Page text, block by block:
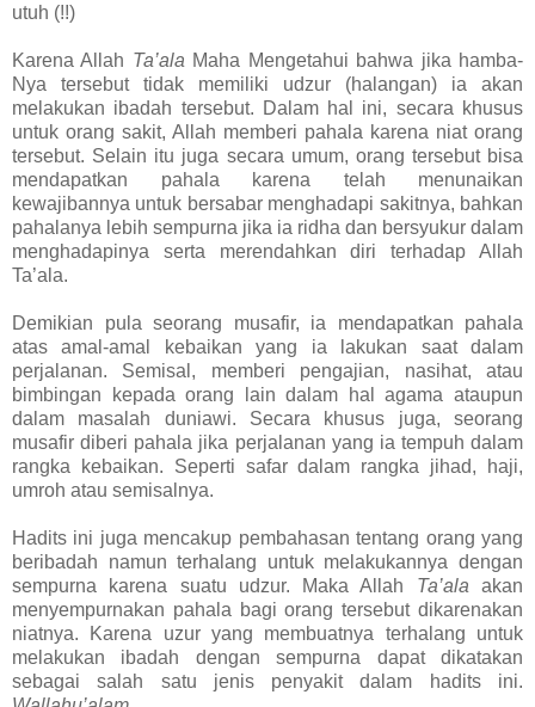
utuh (!!)
Karena Allah Ta’ala Maha Mengetahui bahwa jika hamba-
Nya tersebut tidak memiliki udzur (halangan) ia akan
melakukan ibadah tersebut. Dalam hal ini, secara khusus
untuk orang sakit, Allah memberi pahala karena niat orang
tersebut. Selain itu juga secara umum, orang tersebut bisa
mendapatkan pahala karena telah menunaikan
kewajibannya untuk bersabar menghadapi sakitnya, bahkan
pahalanya lebih sempurna jika ia ridha dan bersyukur dalam
menghadapinya serta merendahkan diri terhadap Allah
Ta’ala.
Demikian pula seorang musafir, ia mendapatkan pahala
atas amal-amal kebaikan yang ia lakukan saat dalam
perjalanan. Semisal, memberi pengajian, nasihat, atau
bimbingan kepada orang lain dalam hal agama ataupun
dalam masalah duniawi. Secara khusus juga, seorang
musafir diberi pahala jika perjalanan yang ia tempuh dalam
rangka kebaikan. Seperti safar dalam rangka jihad, haji,
umroh atau semisalnya.
Hadits ini juga mencakup pembahasan tentang orang yang
beribadah namun terhalang untuk melakukannya dengan
sempurna karena suatu udzur. Maka Allah Ta’ala akan
menyempurnakan pahala bagi orang tersebut dikarenakan
niatnya. Karena uzur yang membuatnya terhalang untuk
melakukan ibadah dengan sempurna dapat dikatakan
sebagai salah satu jenis penyakit dalam hadits ini.